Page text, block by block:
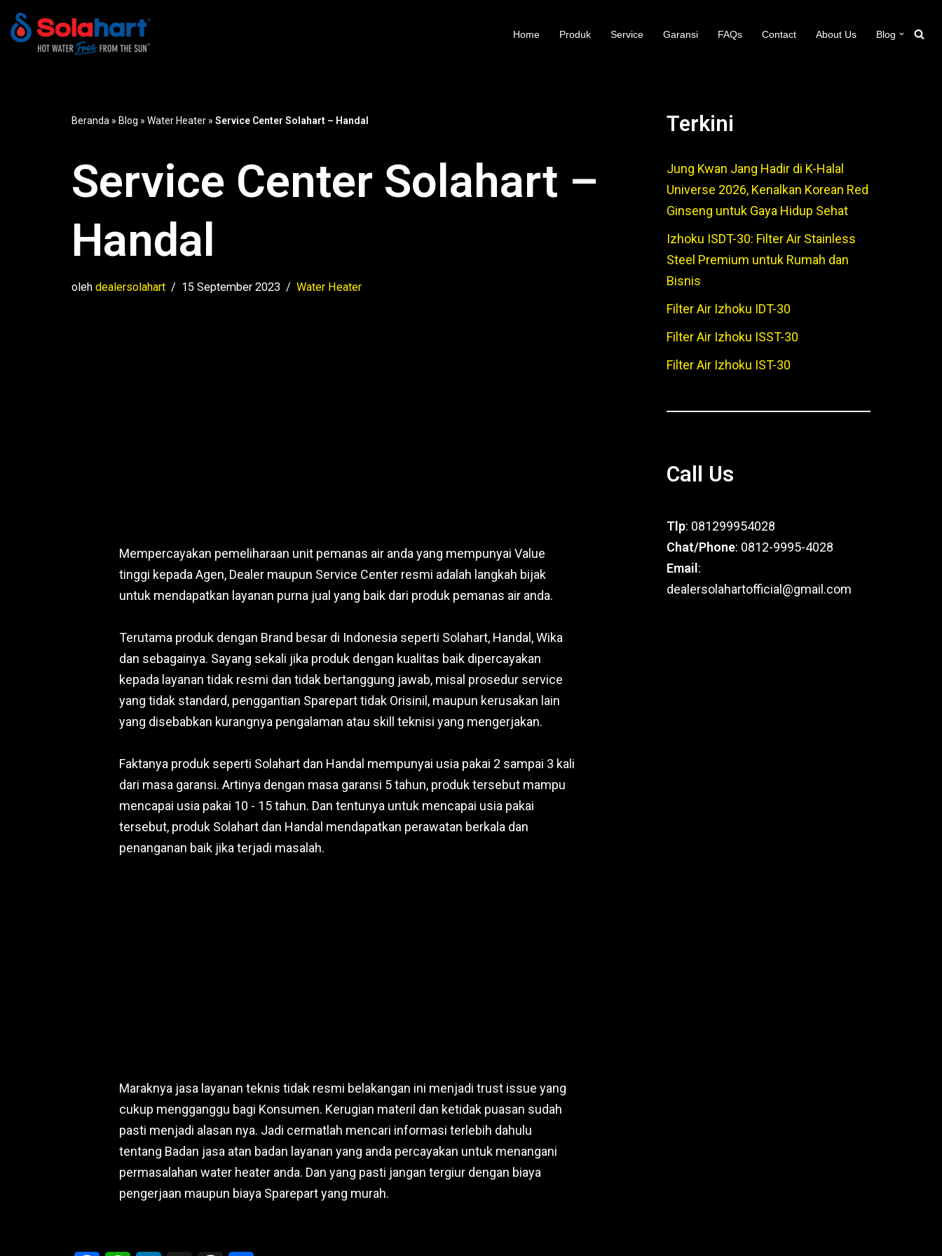
Lompat
Home Produk Service Garansi FAQs Contact About Us Blog
Beranda » Blog » Water Heater » Service Center Solahart – Handal
Service Center Solahart –
Handal
oleh dealersolahart 15 September 2023 Water Heater
Mempercayakan pemeliharaan unit pemanas air anda yang mempunyai Value
tinggi kepada Agen, Dealer maupun Service Center resmi adalah langkah bijak
untuk mendapatkan layanan purna jual yang baik dari produk pemanas air anda.
Terutama produk dengan Brand besar di Indonesia seperti Solahart, Handal, Wika
dan sebagainya. Sayang sekali jika produk dengan kualitas baik dipercayakan
kepada layanan tidak resmi dan tidak bertanggung jawab, misal prosedur service
yang tidak standard, penggantian Sparepart tidak Orisinil, maupun kerusakan lain
yang disebabkan kurangnya pengalaman atau skill teknisi yang mengerjakan.
Faktanya produk seperti Solahart dan Handal mempunyai usia pakai 2 sampai 3 kali
dari masa garansi. Artinya dengan masa garansi 5 tahun, produk tersebut mampu
mencapai usia pakai 10 - 15 tahun. Dan tentunya untuk mencapai usia pakai
tersebut, produk Solahart dan Handal mendapatkan perawatan berkala dan
penanganan baik jika terjadi masalah.
Maraknya jasa layanan teknis tidak resmi belakangan ini menjadi trust issue yang
cukup mengganggu bagi Konsumen. Kerugian materil dan ketidak puasan sudah
pasti menjadi alasan nya. Jadi cermatlah mencari informasi terlebih dahulu
tentang Badan jasa atan badan layanan yang anda percayakan untuk menangani
permasalahan water heater anda. Dan yang pasti jangan tergiur dengan biaya
pengerjaan maupun biaya Sparepart yang murah.
Terkini
Jung Kwan Jang Hadir di K-Halal
Universe 2026, Kenalkan Korean Red
Ginseng untuk Gaya Hidup Sehat
Izhoku ISDT-30: Filter Air Stainless
Steel Premium untuk Rumah dan
Bisnis
Filter Air Izhoku IDT-30
Filter Air Izhoku ISST-30
Filter Air Izhoku IST-30
Call Us
Tlp: 081299954028
Chat/Phone: 0812-9995-4028
Email :
dealersolahartofficial@gmail.com